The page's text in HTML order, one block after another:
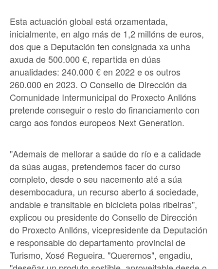
Esta actuación global está orzamentada,
inicialmente, en algo más de 1,2 millóns de euros,
dos que a Deputación ten consignada xa unha
axuda de 500.000 €, repartida en dúas
anualidades: 240.000 € en 2022 e os outros
260.000 en 2023. O Consello de Dirección da
Comunidade Intermunicipal do Proxecto Anllóns
pretende conseguir o resto do financiamento con
cargo aos fondos europeos Next Generation.
"Ademais de mellorar a saúde do río e a calidade
da súas augas, pretendemos facer do curso
completo, desde o seu nacemento até a súa
desembocadura, un recurso aberto á sociedade,
andable e transitable en bicicleta polas ribeiras",
explicou ou presidente do Consello de Dirección
do Proxecto Anllóns, vicepresidente da Deputación
e responsable do departamento provincial de
Turismo, Xosé Regueira. "Queremos", engadiu,